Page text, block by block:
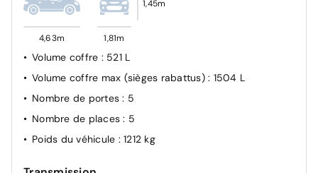
Système de fixation ISOFIX
Condamnation des portes électriques
4,63m 1,81m
1,45m
Volume coffre : 521 L
Volume coffre max (sièges rabattus) : 1504 L
Nombre de portes: 5
Nombre de places: 5
Poids du véhicule : 1212 kg